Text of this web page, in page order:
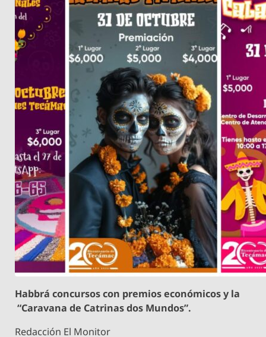
Habbrá concursos con premios económicos y la
“Caravana de Catrinas dos Mundos”.
Redacción El Monitor